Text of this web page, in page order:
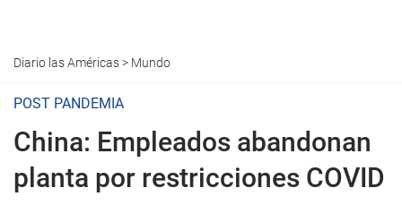
Diario las Américas> Mundo
POST PANDEMIA
China: Empleados abandonan
planta por restricciones COVID